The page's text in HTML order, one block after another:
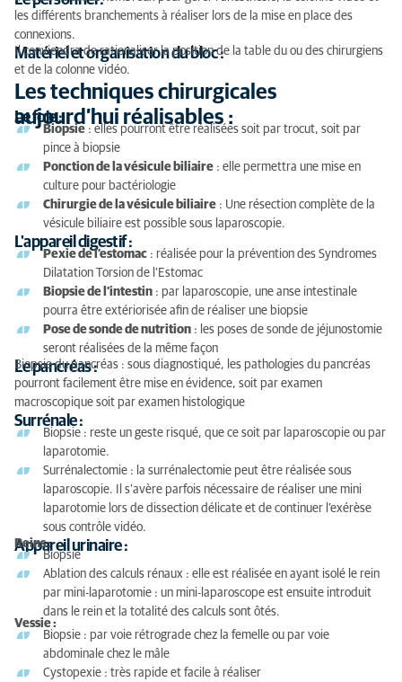
les différents branchements à réaliser lors de la mise en place des
connexions.
Matériel et organisation du bloc :
Il conviendra de rationaliser la position de la table du ou des chirurgiens
et de la colonne vidéo.
Les techniques chirurgicales
aujourd’hui réalisables :
Le foie :
Biopsie : elles pourront être réalisées soit par trocut, soit par
pince à biopsie
Ponction de la vésicule biliaire : elle permettra une mise en
culture pour bactériologie
Chirurgie de la vésicule biliaire : Une résection complète de la
vésicule biliaire est possible sous laparoscopie.
L'appareil digestif :
Pexie de l’estomac : réalisée pour la prévention des Syndromes
Dilatation Torsion de l’Estomac
Biopsie de l’intestin : par laparoscopie, une anse intestinale
pourra être extériorisée afin de réaliser une biopsie
Pose de sonde de nutrition : les poses de sonde de jéjunostomie
seront réalisées de la même façon
Le pancréas :
Biopsie du pancréas : sous diagnostiqué, les pathologies du pancréas
pourront facilement être mise en évidence, soit par examen
macroscopique soit par examen histologique
Surrénale :
Biopsie : reste un geste risqué, que ce soit par laparoscopie ou par
laparotomie.
Surrénalectomie : la surrénalectomie peut être réalisée sous
laparoscopie. Il s’avère parfois nécessaire de réaliser une mini
laparotomie lors de dissection délicate et de continuer l’exérèse
sous contrôle vidéo.
Appareil urinaire :
Reins :
Biopsie
Ablation des calculs rénaux : elle est réalisée en ayant isolé le rein
par mini-laparotomie : un mini-laparoscope est ensuite introduit
dans le rein et la totalité des calculs sont ôtés.
Vessie :
Biopsie : par voie rétrograde chez la femelle ou par voie
abdominale chez le mâle
Cystopexie : très rapide et facile à réaliser